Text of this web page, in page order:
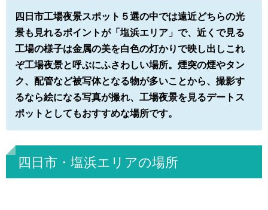
四日市工場夜景スポット５選の中では遠近どちらの光
景も見れるポイントが「塩浜エリア」で、近くで見る
工場の様子は金属の美を白色の灯かりで映し出しこれ
ぞ工場夜景と呼ぶにふさわしい場所。煙突の煙やタン
ク、配管など被写体となる物が多いことから、撮影す
るなら絵になる写真が撮れ、工場夜景を見るデートス
ポットとしてもおすすめな場所です。
四日市・塩浜エリアの場所